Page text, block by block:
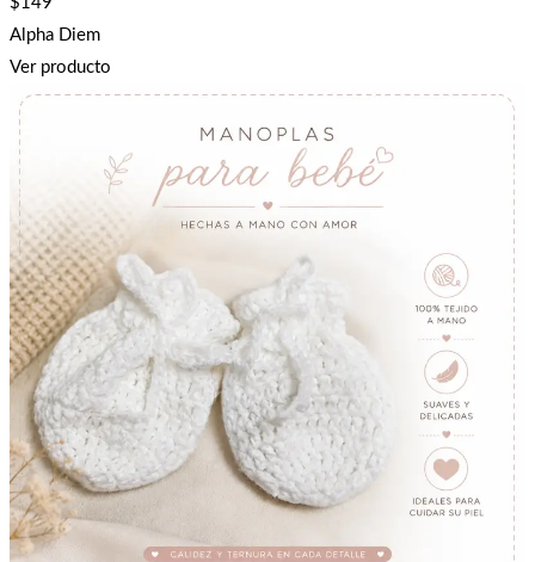
Alpha Diem
Ver producto